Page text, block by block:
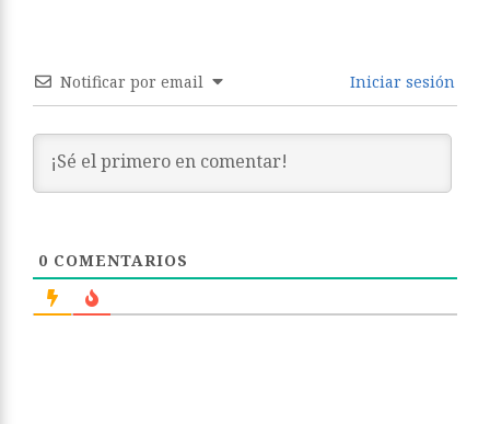
Notificar por email Iniciar sesión
0 COMENTARIOS